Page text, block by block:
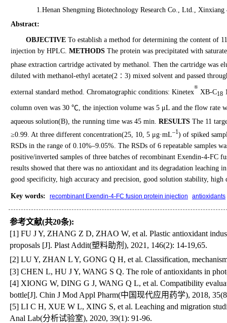
1.Henan Shengming Biotechnology Research Co., Ltd.,
Abstract:
OBJECTIVE To establish a method for determining the content of
injection by HPLC. METHODS The protein was precipitated with
phase extraction cartridge activated by methanol. Then the cartridge was
diluted with methanol-ethyl acetate(2∶3) mixed solvent and passed
external standard method. Chromatographic conditions: Kinetex
®
XB-C18
column oven was 30 ℃, the injection volume was 5 μL and the flow rate
aqueous solution(B), the running time was 45 min. RESULTS The 11
≥0.99. At three different concentration(25, 10, 5 μg·mL–1) of spiked
RSDs in the range of 0.10%–9.05%. The RSDs of 6 repeatable samples
positive/inverted samples of three batches of recombinant Exendin-4-FC
results showed that there was no antioxidant and its degradation leaching
good specificity, high accuracy and precision, good solution stability,
Key words: recombinant Exendin-4-FC fusion protein injection antioxidants
参考文献(共20条):
[1] FU J Y, ZHANG Z D, ZHAO W, et al. Plastic antioxidant
proposals [J]. Plast Addit(塑料助剂), 2021, 146(2): 14-19,65.
[2] LU Y, ZHAN L Y, GONG Q H, et al. Classification,
[3] CHEN L, HU J Y, WANG S Q. The role of antioxidants in
[4] XIONG W, DING G J, WANG Q L, et al. Compatibility
bottle[J]. Chin J Mod Appl Pharm(中国现代应用药学), 2018,
[5] LI C H, XUE W L, XING S, et al. Leaching and migration
Anal Lab(分析试验室), 2020, 39(1): 91-96.